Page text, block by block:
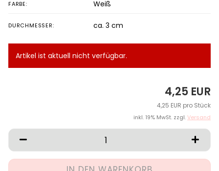
FARBE: Weiß
DURCHMESSER: ca. 3 cm
Artikel ist aktuell nicht verfügbar.
4,25 EUR
4,25 EUR pro Stück
inkl. 19% MwSt. zzgl.Versand